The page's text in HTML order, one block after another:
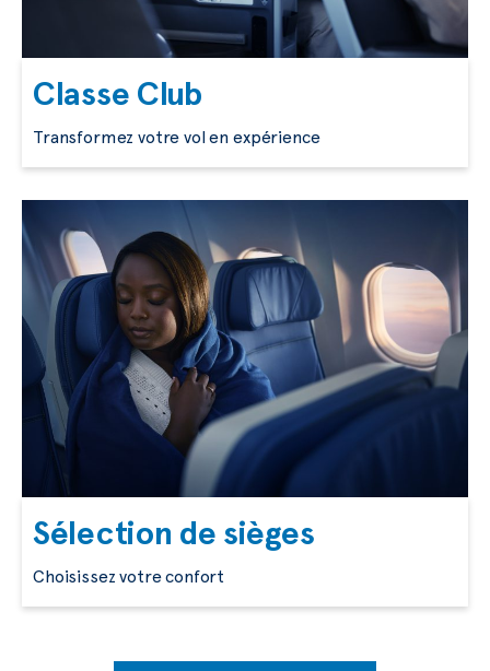
Classe Club
Transformez votre vol en expérience
Sélection de sièges
Choisissez votre confort